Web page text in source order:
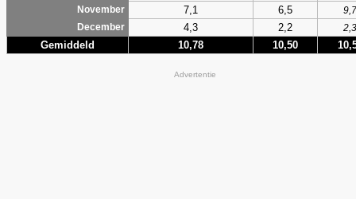
November
7,1 6,5
9,7
December
4,3 2,2 2,3
Gemiddeld 10,78 10,50
Advertentie